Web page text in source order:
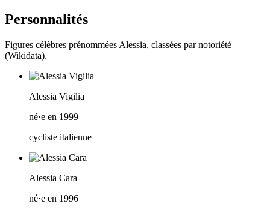
Personnalités
Figures célèbres prénommées Alessia, classées par notoriété
(Wikidata).
Alessia Vigilia
né·e en 1999
cycliste italienne
Alessia Cara
né·e en 1996